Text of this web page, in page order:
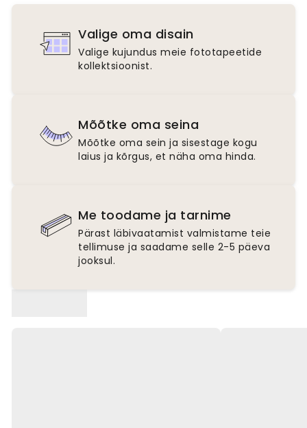
Valige oma disain
Valige kujundus meie fototapeetide
kollektsioonist.
Mõõtke oma seina
Mõõtke oma sein ja sisestage kogu
laius ja kõrgus, et näha oma hinda.
Me toodame ja tarnime
Pärast läbivaatamist valmistame teie
tellimuse ja saadame selle 2-5 päeva
jooksul.